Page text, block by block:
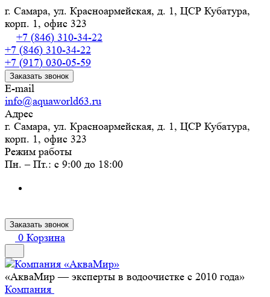
г. Самара, ул. Красноармейская, д. 1, ЦСР Кубатура,
корп. 1, офис 323
+7 (846) 310-34-22
+7 (846) 310-34-22
+7 (917) 030-05-59
Заказать звонок
E-mail
info@aquaworld63.ru
Адрес
г. Самара, ул. Красноармейская, д. 1, ЦСР Кубатура,
корп. 1, офис 323
Режим работы
Пн. – Пт.: с 9:00 до 18:00
Заказать звонок
0 Корзина
«АкваМир — эксперты в водоочистке с 2010 года»
Компания